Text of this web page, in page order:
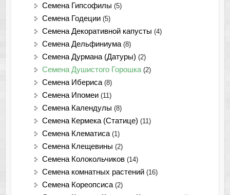
Семена Гипсофилы (5)
Семена Годеции (5)
Семена Декоративной капусты (4)
Семена Дельфиниума (8)
Семена Дурмана (Датуры) (2)
Семена Душистого Горошка (2)
Семена Ибериса (8)
Семена Ипомеи (11)
Семена Календулы (8)
Семена Кермека (Статице) (11)
Семена Клематиса (1)
Семена Клещевины (2)
Семена Колокольчиков (14)
Семена комнатных растений (16)
Семена Кореопсиса (2)